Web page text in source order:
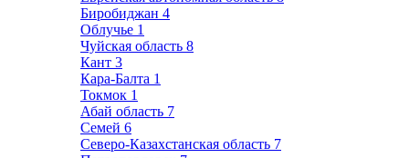
Биробиджан 4
Облучье 1
Чуйская область 8
Кант 3
Кара-Балта 1
Токмок 1
Абай область 7
Семей 6
Северо-Казахстанская область 7